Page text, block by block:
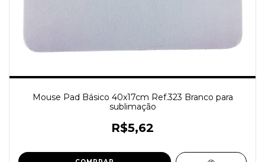
Mouse Pad Básico 40x17cm Ref.323 Branco para
sublimação
R$5,62